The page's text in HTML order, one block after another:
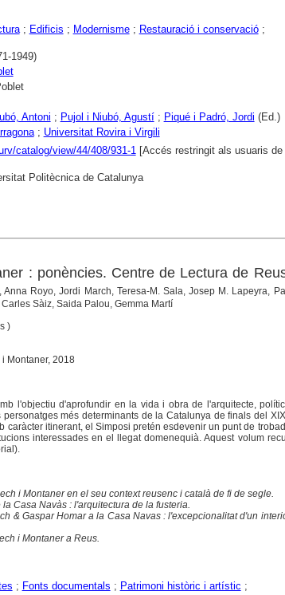
; Edificis ; Modernisme; Restauració i conservació;
1949)
Antoni ; Pujol i Niubó, Agustí; Piqué i Padró, Jordi (Ed.)
; Universitat Rovira i Virgili
catalog/view/44/408/931-1[Accés restringit als usuaris de
Politècnica de Catalunya
: ponències. Centre de Lectura de
Anna Royo, Jordi March, Teresa-M. Sala, Josep M. Lapeyra,
Sàiz, Saida Palou, Gemma Martí
)
Montaner, 2018
l'objectiu d'aprofundir en la vida i obra de l'arquitecte,
més determinants de la Catalunya de finals del
caràcter itinerant, el Simposi pretén esdevenir un punt de
interessades en el llegat domenequià. Aquest volum recull
i Montaner en el seu context reusenc i català de fi de segle.
Casa Navàs : l'arquitectura de la fusteria.
& Gaspar Homar a la Casa Navas : l'excepcionalitat d'un
i Montaner a Reus.
; Fonts documentals ; Patrimoni històric i artístic ;